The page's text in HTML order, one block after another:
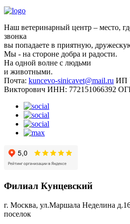
Наш ветеринарный центр – место,
звонка
вы попадаете в приятную,
Мы - на стороне добра и радости.
На одной волне с людьми
и животными.
Почта: kuncevo-sinicavet@mail.ru ИП
Викторович ИНН: 772151066392
Филиал Кунцевский
г. Москва, ул.Маршала Неделина
поселок